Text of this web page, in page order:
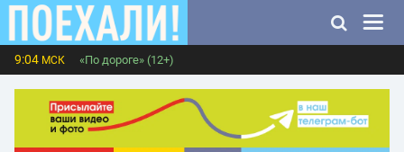
9:04 МСК «По дороге» (12+)